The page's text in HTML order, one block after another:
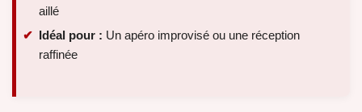
aillé
Idéal pour : Un apéro improvisé ou une réception
raffinée